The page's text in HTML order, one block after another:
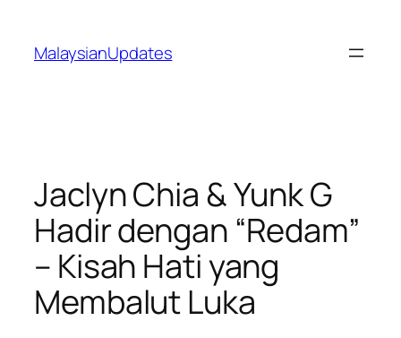
content
MalaysianUpdates
Jaclyn Chia & Yunk G
Hadir dengan “Redam”
– Kisah Hati yang
Membalut Luka